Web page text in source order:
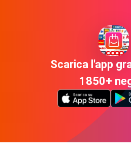
Scarica l'app
1850+